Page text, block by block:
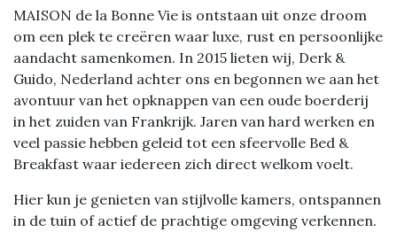
MAISON de la Bonne Vie is ontstaan uit onze droom
om een plek te creëren waar luxe, rust en persoonlijke
aandacht samenkomen. In 2015 lieten wij, Derk &
Guido, Nederland achter ons en begonnen we aan het
avontuur van het opknappen van een oude boerderij
in het zuiden van Frankrijk. Jaren van hard werken en
veel passie hebben geleid tot een sfeervolle Bed &
Breakfast waar iedereen zich direct welkom voelt.
Hier kun je genieten van stijlvolle kamers, ontspannen
in de tuin of actief de prachtige omgeving verkennen.